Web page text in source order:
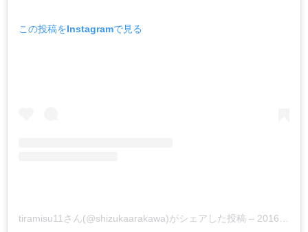
この投稿をInstagramで見る
tiramisu11さん(@shizukaarakawa)がシェアした投稿 – 2016年 2月月24日午前5時46分PST